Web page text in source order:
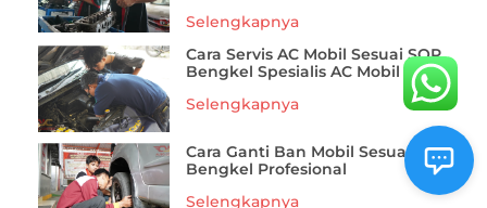
Selengkapnya
Cara Servis AC Mobil Sesuai SOP
Bengkel Spesialis AC Mobil
Selengkapnya
Cara Ganti Ban Mobil Sesuai SOP
Bengkel Profesional
Selengkapnya